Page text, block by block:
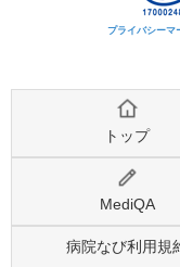
プライバシーマ
トップ
MediQA
病院なび利用規